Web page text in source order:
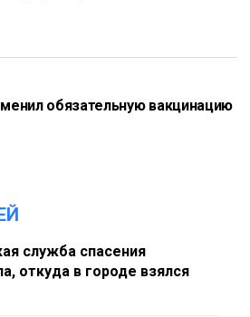
обязательную вакцинацию
служба спасения
откуда в городе взялся